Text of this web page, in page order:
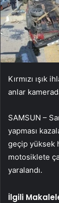
Kırmızı
anlar
SAMSUN –
yapması
geçip yüksek
motosiklete
yaralandı.
İlgili